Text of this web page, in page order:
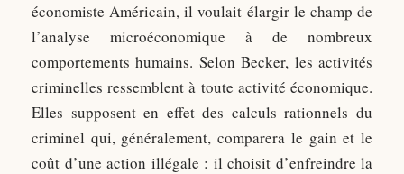
économiste Américain, il voulait élargir le champ de
l’analyse microéconomique à de nombreux
comportements humains. Selon Becker, les activités
criminelles ressemblent à toute activité économique.
Elles supposent en effet des calculs rationnels du
criminel qui, généralement, comparera le gain et le
coût d’une action illégale : il choisit d’enfreindre la